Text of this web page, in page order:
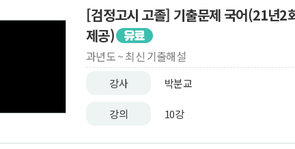
[검정고시 고졸] 기출문제 국어(21년2
제공)
과년도 ~ 최신 기출해설
강사 박분교
강의 10강